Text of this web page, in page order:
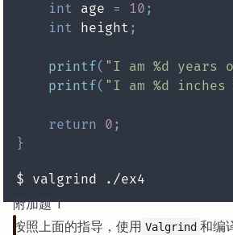
int age = 10 ;
int height ;
printf( "I am %d years
printf( "I am %d
return 0 ;
}
附加题 1
按照上面的指导，使用 Valgrind 和编